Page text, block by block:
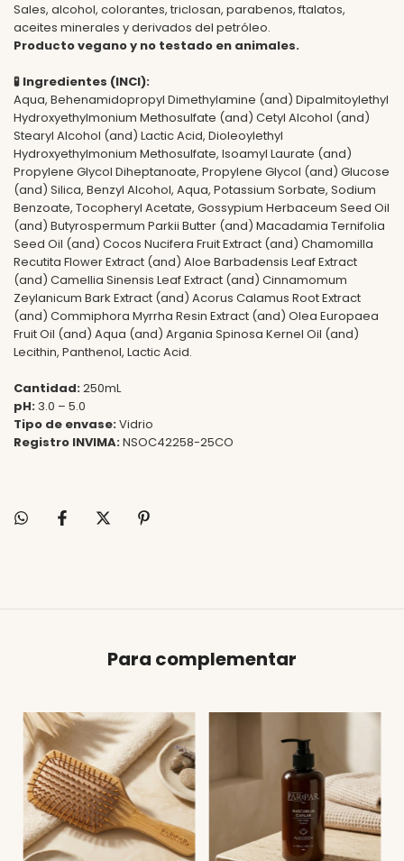
Sales, alcohol, colorantes, triclosan, parabenos, ftalatos,
aceites minerales y derivados del petróleo.
Producto vegano y no testado en animales.
🧪 Ingredientes (INCI):
Aqua, Behenamidopropyl Dimethylamine (and) Dipalmitoylethyl
Hydroxyethylmonium Methosulfate (and) Cetyl Alcohol (and)
Stearyl Alcohol (and) Lactic Acid, Dioleoylethyl
Hydroxyethylmonium Methosulfate, Isoamyl Laurate (and)
Propylene Glycol Diheptanoate, Propylene Glycol (and) Glucose
(and) Silica, Benzyl Alcohol, Aqua, Potassium Sorbate, Sodium
Benzoate, Tocopheryl Acetate, Gossypium Herbaceum Seed Oil
(and) Butyrospermum Parkii Butter (and) Macadamia Ternifolia
Seed Oil (and) Cocos Nucifera Fruit Extract (and) Chamomilla
Recutita Flower Extract (and) Aloe Barbadensis Leaf Extract
(and) Camellia Sinensis Leaf Extract (and) Cinnamomum
Zeylanicum Bark Extract (and) Acorus Calamus Root Extract
(and) Commiphora Myrrha Resin Extract (and) Olea Europaea
Fruit Oil (and) Aqua (and) Argania Spinosa Kernel Oil (and)
Lecithin, Panthenol, Lactic Acid.
Cantidad:250mL
pH: 3.0 – 5.0
Tipo de envase:Vidrio
Registro INVIMA:NSOC42258-25CO
Para complementar